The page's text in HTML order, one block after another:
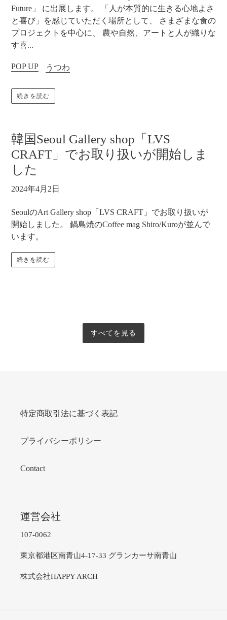
Future」 に出展します。 「人が本質的に生きる心地よさ
と喜び」を感じていただく場所として、 さまざまな食の
プロジェクトを中心に、 農や自然、アートと人が織りな
す喜...
POP UP うつわ
続きを読む
韓国Seoul Gallery shop「LVS
CRAFT」でお取り扱いが開始しま
した
2024年4月2日
SeoulのArt Gallery shop「LVS CRAFT」でお取り扱いが
開始しました。 鍋島焼のCoffee mag Shiro/Kuroが並んで
います。
続きを読む
すべてを見る
特定商取引法に基づく表記
プライバシーポリシー
Contact
運営会社
107-0062
東京都港区南青山4-17-33 グランカーサ南青山
株式会社HAPPY ARCH